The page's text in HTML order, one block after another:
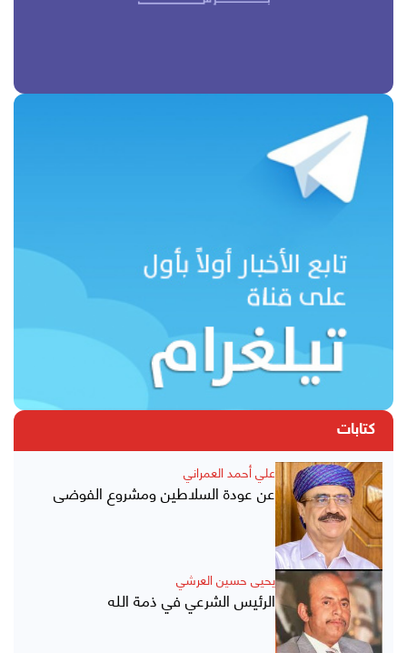
كتابات
علي أحمد العمراني
عن عودة السلاطين ومشروع الفوضى
يحيى حسين العرشي
الرئيس الشرعي في ذمة الله